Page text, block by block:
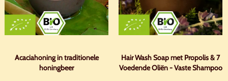
Acaciahoning in traditionele
honingbeer
Hair Wash Soap met Propolis & 7
Voedende Oliën - Vaste Shampoo